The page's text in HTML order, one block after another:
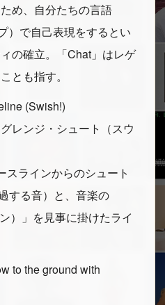
め、自分たちの言語
）で自己表現をするとい
の確立。「Chat」はレゲ
とも指す。
(Swish!)
レンジ・シュート（スウ
ラインからのシュート
する音）と、音楽の
）」を見事に掛けたライ
to the ground with